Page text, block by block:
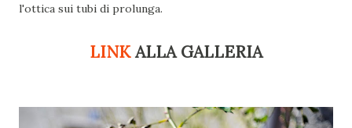
l'ottica sui tubi di prolunga.
LINKALLA GALLERIA